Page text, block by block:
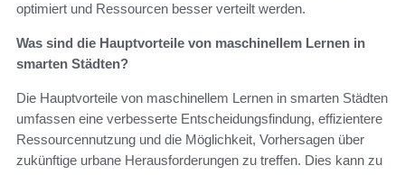
optimiert und Ressourcen besser verteilt werden.
Was sind die Hauptvorteile von maschinellem Lernen in
smarten Städten?
Die Hauptvorteile von maschinellem Lernen in smarten Städten
umfassen eine verbesserte Entscheidungsfindung, effizientere
Ressourcennutzung und die Möglichkeit, Vorhersagen über
zukünftige urbane Herausforderungen zu treffen. Dies kann zu